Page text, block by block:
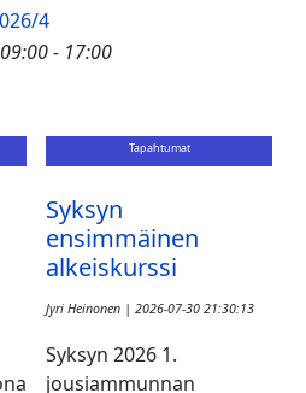
4
09:00- 17:00
Tapahtumat
Syksyn
ensimmäinen
alkeiskurssi
Jyri Heinonen | 2026-07-30 21:30:13
Syksyn 2026 1.
jousiammunnan